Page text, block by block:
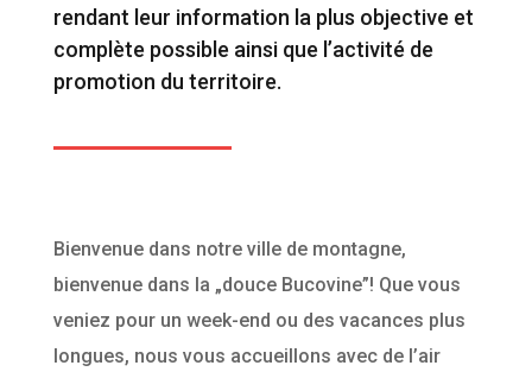
rendant leur information la plus objective et
complète possible ainsi que l’activité de
promotion du territoire.
Bienvenue dans notre ville de montagne,
bienvenue dans la „douce Bucovine”! Que vous
veniez pour un week-end ou des vacances plus
longues, nous vous accueillons avec de l’air